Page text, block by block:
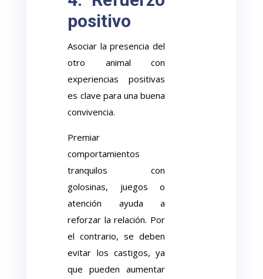
positivo
Asociar la presencia del
otro animal con
experiencias positivas
es clave para una buena
convivencia.
Premiar
comportamientos
tranquilos con
golosinas, juegos o
atención ayuda a
reforzar la relación. Por
el contrario, se deben
evitar los castigos, ya
que pueden aumentar